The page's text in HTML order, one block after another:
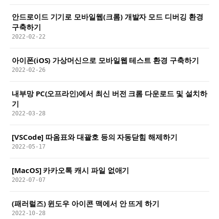
안드로이드 기기로 모바일웹(크롬) 개발자 모드 디버깅 환경
구축하기
2022-02-22
아이폰(iOS) 가상머신으로 모바일웹 테스트 환경 구축하기
2022-02-26
내부망 PC(오프라인)에서 최신 버전 크롬 다운로드 및 설치하
기
2022-03-28
[VSCode] 따옴표와 대괄호 등의 자동닫힘 해제하기
2022-05-17
[MacOS] 카카오톡 캐시 파일 없애기
2022-07-07
(패러럴즈) 윈도우 아이콘 맥에서 안 뜨게 하기
2022-10-28